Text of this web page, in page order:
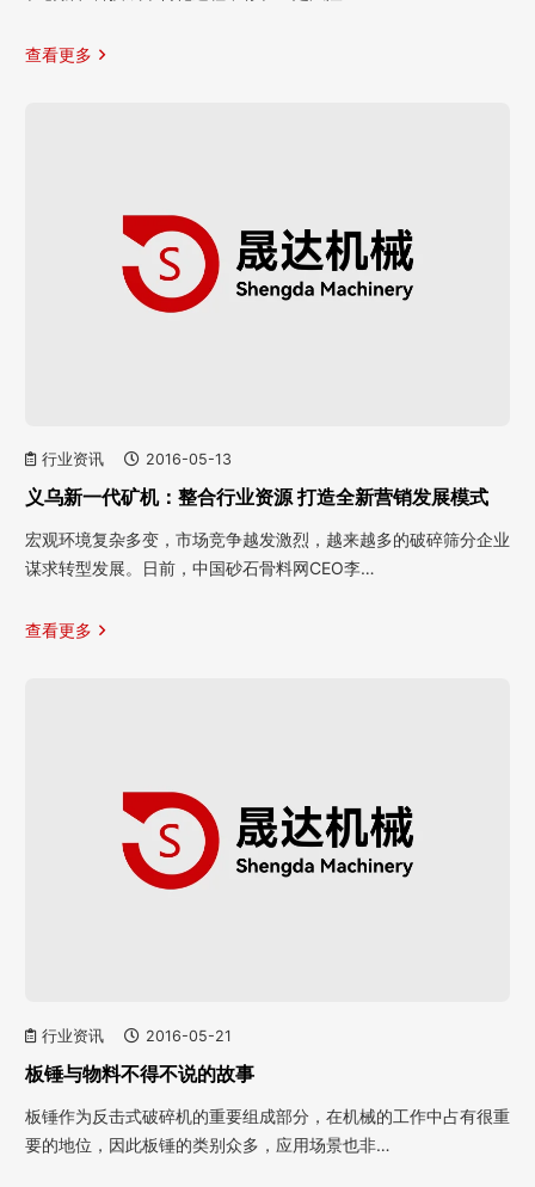
查看更多
行业资讯 2016-05-13
义乌新一代矿机：整合行业资源 打造全新营销发展模式
宏观环境复杂多变，市场竞争越发激烈，越来越多的破碎筛分企业
谋求转型发展。日前，中国砂石骨料网CEO李…
查看更多
行业资讯 2016-05-21
板锤与物料不得不说的故事
板锤作为反击式破碎机的重要组成部分，在机械的工作中占有很重
要的地位，因此板锤的类别众多，应用场景也非…